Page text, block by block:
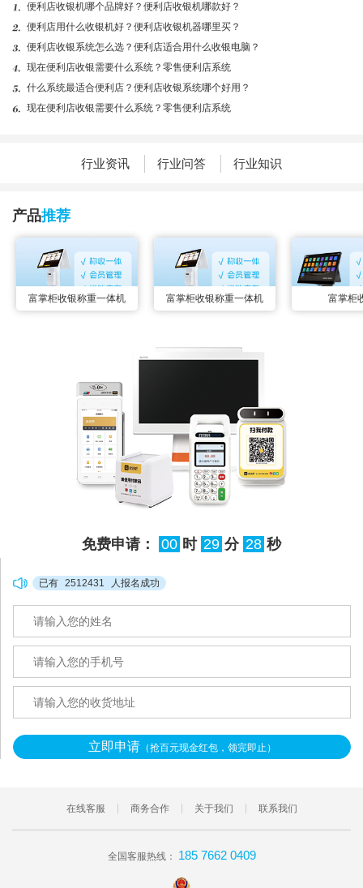
便利店收银机哪个品牌好？便利店收银机哪款好？
便利店用什么收银机好？便利店收银机器哪里买？
便利店收银系统怎么选？便利店适合用什么收银电脑？
现在便利店收银需要什么系统？零售便利店系统
什么系统最适合便利店？便利店收银系统哪个好用？
现在便利店收银需要什么系统？零售便利店系统
行业资讯 行业问答 行业知识
产品推荐
富掌柜收银称重一体机 富掌柜收银称重一体机 富掌柜
免费申请： 00 时 29 分 27 秒
已有 2512431 人报名成功
立即申请（抢百元现金红包，领完即止）
在线客服 商务合作 关于我们 联系我们
全国客服热线： 185 7662 0409